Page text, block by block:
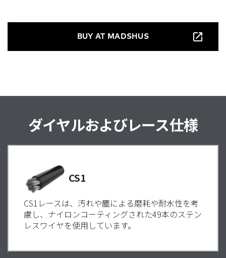
BUY AT MADSHUS
ダイヤルおよびレース仕様
CS1
CS1レースは、汚れや塵による磨耗や耐水性を考
慮し、ナイロンコーティングされた49本のステン
レスワイヤを使用しています。